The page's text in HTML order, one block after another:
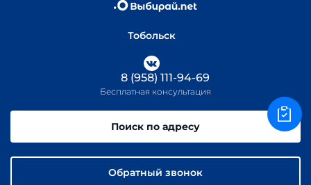
Тобольск
8 (958) 111-94-69
Бесплатная консультация
Поиск по адресу
Обратный звонок